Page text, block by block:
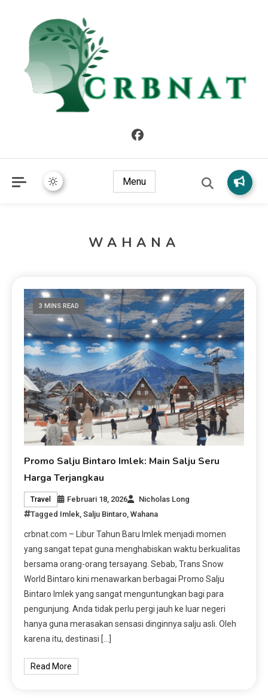
Menu
WAHANA
3 MINS READ
Promo Salju Bintaro Imlek: Main Salju Seru
Harga Terjangkau
Travel Februari 18, 2026
Nicholas Long
Tagged Imlek ,Salju Bintaro ,Wahana
crbnat.com – Libur Tahun Baru Imlek menjadi momen
yang sangat tepat guna menghabiskan waktu berkualitas
bersama orang-orang tersayang. Sebab, Trans Snow
World Bintaro kini menawarkan berbagai Promo Salju
Bintaro Imlek yang sangat menguntungkan bagi para
pengunjung. Anda tidak perlu pergi jauh ke luar negeri
hanya guna merasakan sensasi dinginnya salju asli. Oleh
karena itu, destinasi […]
Read More